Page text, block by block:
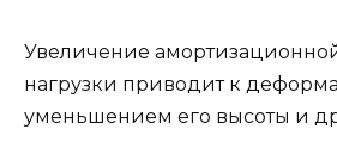
Увеличение
нагрузки приводит к
уменьшением его высоты и